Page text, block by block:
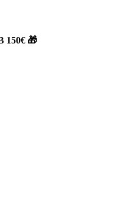
150€ 🎁